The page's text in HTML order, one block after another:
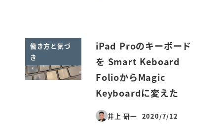
働き方と気づ
き
iPad Proのキーボード
を Smart Keboard
FolioからMagic
Keyboardに変えた
井上 研一
投稿日
2020/7/12